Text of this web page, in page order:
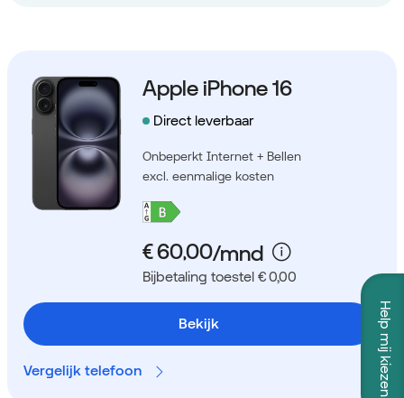
Help mij kiezen
Apple iPhone 16
Direct leverbaar
Onbeperkt Internet + Bellen
excl. eenmalige kosten
Bijbetaling toestel € 0,00
Bekijk
Vergelijk telefoon